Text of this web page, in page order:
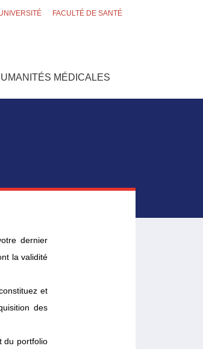
FACULTÉ DE SANTÉ
MÉDICALES
dernier
la validité
et
des
du portfolio